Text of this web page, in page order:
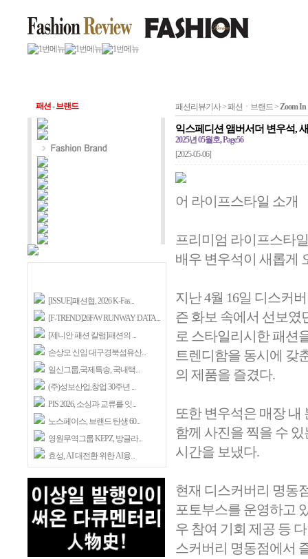
패션 - 브랜드
[ISSUE]패션협, 2026 K-Fas...
[F-TREND]26F/W RUNWAY DATA...
[제니안 패션 칼럼]패션의 ...
손상모 신임 대구경북섬유산...
일신그룹,국제특송, 국내택...
(주)성보산업,창업 30주년 ...
PIS 2026, 소싱과 교류를 잇...
노스페이스, 브랜드 탄생 60...
영원무역그룹 KEPZ, 방글라...
효성, AI 대전환 위한 AI융...
패션리뷰기사 > 패션ㆍ브랜드 >Zoom In
익스페디션 앰버서더 변우석,
2025년 05월호, Page56
[2025-05-06]
어 라이프스타일 소개
프리미엄 라이프스타
배우 변우석이 새롭게
지난 4월 16일 디스커
즌 화보 속에서 선보였
로 스타일리시한 패션
트렌디함을 동시에 갖
의 제품을 즐겼다.
또한 변우석은 매장 내
함께 사진을 찍을 수
시간을 보냈다.
현재 디스커버리 명동
포토부스를 운영하고
우 참여 기회 제공 등
스커버리 명동점에서